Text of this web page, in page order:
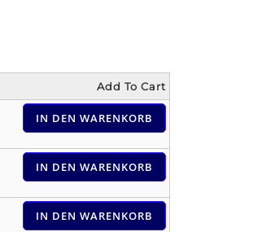
Add To Cart
IN DEN WARENKORB
IN DEN WARENKORB
IN DEN WARENKORB